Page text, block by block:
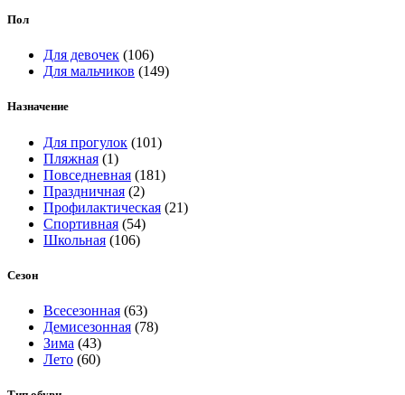
Пол
Для девочек (106)
Для мальчиков (149)
Назначение
Для прогулок (101)
Пляжная (1)
Повседневная (181)
Праздничная (2)
Профилактическая (21)
Спортивная (54)
Школьная (106)
Сезон
Всесезонная (63)
Демисезонная (78)
Зима (43)
Лето (60)